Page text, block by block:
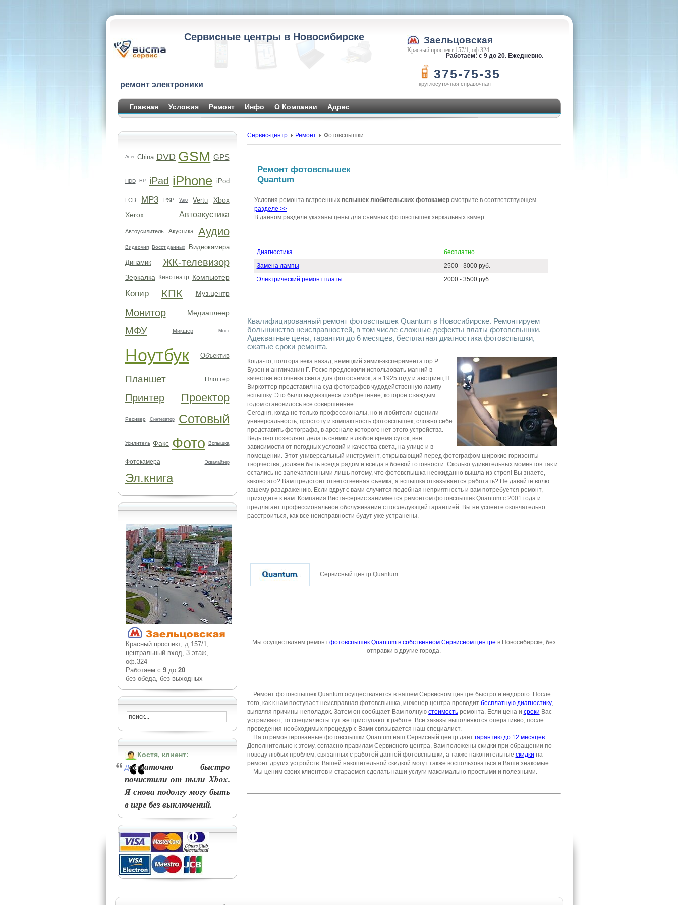
Сервисные центры в Новосибирске
ремонт электроники
Заельцовская
Красный проспект 157/1, оф.324
Работаем: с 9 до 20. Ежедневно.
375-75-35
круглосуточная справочная
Главная Условия Ремонт Инфо О Компании Адрес
Acer China DVD GSM GPS
HDD HP iPad iPhone iPod
LCD MP3 PSP Vaio Vertu
Xbox
Xerox
Автоакустика
Автоусилитель Акустика Аудио
Видеочип Восст.данных
Видеокамера
Динамик
ЖК-телевизор
Зеркалка Кинотеатр Компьютер
Копир КПК Муз.центр
Монитор Медиаплеер
МФУ Микшер Мост
Ноутбук Объектив
Планшет Плоттер
Принтер Проектор
Ресивер Синтезатор Сотовый
Усилитель Факс Фото Вспышка
Фотокамера Эквалайзер
Эл.книга
Красный проспект, д.157/1,
центральный вход, 3 этаж,
оф.324
Работаем с 9до 20
без обеда, без выходных
Костя, клиент:
Достаточно быстро
почистили от пыли Xbox.
Я снова подолгу могу быть
в игре без выключений.
Сервис-центр Ремонт Фотовспышки
Ремонт фотовспышек
Quantum
Условия ремонта встроенных вспышек любительских фотокамерсмотрите в соответствующем
разделе >>
В данном разделе указаны цены для съемных фотовспышек зеркальных камер.
Диагностика
бесплатно
Замена лампы
2500 - 3000 руб.
Электрический ремонт платы
2000 - 3500 руб.
Квалифицированный ремонт фотовспышек Quantum в Новосибирске. Ремонтируем
большинство неисправностей, в том числе сложные дефекты платы фотовспышки.
Адекватные цены, гарантия до 6 месяцев, бесплатная диагностика фотовспышки,
сжатые сроки ремонта.
Когда-то, полтора века назад, немецкий химик-экспериментатор Р.
Бузен и англичанин Г. Роско предложили использовать магний в
качестве источника света для фотосъемок, а в 1925 году и австриец П.
Виркоттер представил на суд фотографов чудодейственную лампу-
вспышку. Это было выдающееся изобретение, которое с каждым
годом становилось все совершеннее.
Сегодня, когда не только профессионалы, но и любители оценили
универсальность, простоту и компактность фотовспышек, сложно себе
представить фотографа, в арсенале которого нет этого устройства.
Ведь оно позволяет делать снимки в любое время суток, вне
зависимости от погодных условий и качества света, на улице и в
помещении. Этот универсальный инструмент, открывающий перед фотографом широкие горизонты
творчества, должен быть всегда рядом и всегда в боевой готовности. Сколько удивительных моментов так и
остались не запечатленными лишь потому, что фотовспышка неожиданно вышла из строя! Вы знаете,
каково это? Вам предстоит ответственная съемка, а вспышка отказывается работать? Не давайте волю
вашему раздражению. Если вдруг с вами случится подобная неприятность и вам потребуется ремонт,
приходите к нам. Компания Виста-сервис занимается ремонтом фотовспышек Quantumс 2001 года и
предлагает профессиональное обслуживание с последующей гарантией. Вы не успеете окончательно
расстроиться, как все неисправности будут уже устранены.
Сервисный центр Quantum
Мы осуществляем ремонт фотовспышек Quantum в собственном Сервисном центре в Новосибирске, без
отправки в другие города.
Ремонт фотовспышек Quantumосуществляется в нашем Сервисном центре быстро и недорого. После
того, как к нам поступает неисправная фотовспышка, инженер центра проводит бесплатную диагностику,
выявляя причины неполадок. Затем он сообщает Вам полную стоимостьремонта. Если цена и сроки Вас
устраивают, то специалисты тут же приступают к работе. Все заказы выполняются оперативно, после
проведения необходимых процедур с Вами связывается наш специалист.
На отремонтированные фотовспышки Quantum наш Сервисный центр дает гарантию до 12 месяцев.
Дополнительно к этому, согласно правилам Сервисного центра, Вам положены скидки при обращении по
поводу любых проблем, связанных с работой данной фотовспышки, а также накопительные скидки на
ремонт других устройств. Вашей накопительной скидкой могут также воспользоваться и Ваши знакомые.
Мы ценим своих клиентов и стараемся сделать наши услуги максимально простыми и полезными.